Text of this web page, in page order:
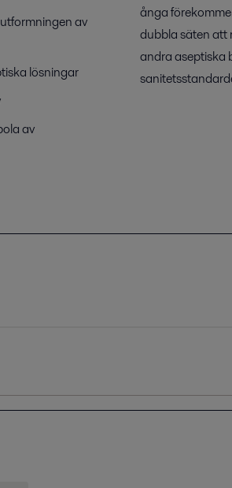
av
lösningar
av
ånga
dubbla säten att
andra aseptiska